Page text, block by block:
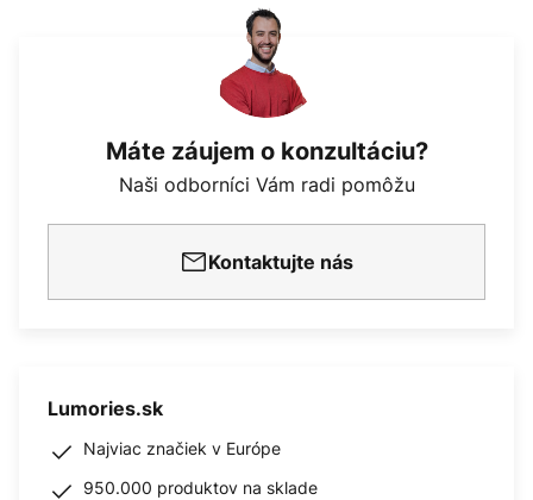
Máte záujem o konzultáciu?
Naši odborníci Vám radi pomôžu
Kontaktujte nás
Lumories.sk
Najviac značiek v Európe
950.000 produktov na sklade